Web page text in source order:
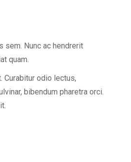
sem. Nunc ac hendrerit
quam.
Curabitur odio lectus,
bibendum pharetra orci.